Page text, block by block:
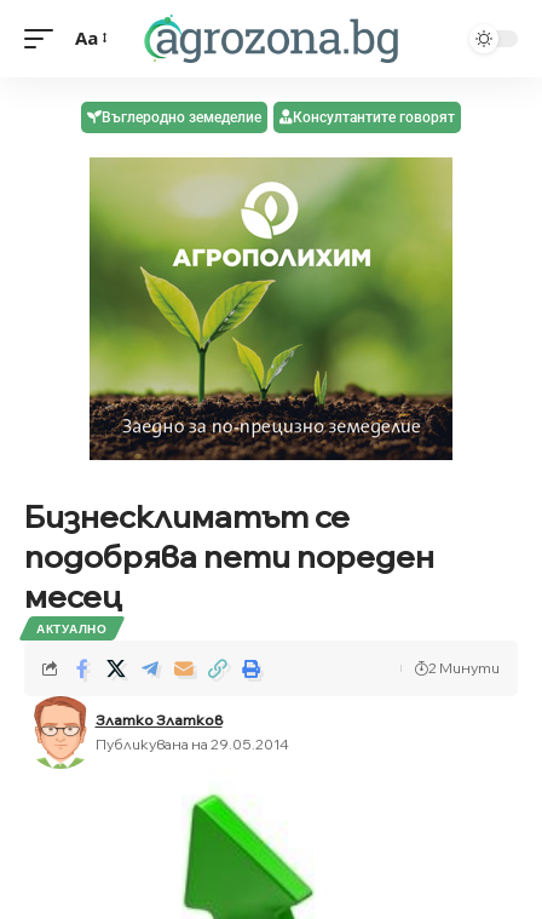
Aa
Въглеродно земеделие Консултантите говорят
Бизнесклиматът се
подобрява пети пореден
месец
АКТУАЛНО
Златко Златков
Публикувана на 29.05.2014
2 Минути